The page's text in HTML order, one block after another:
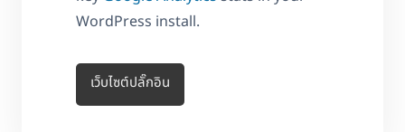
WordPress install.
เว็บไซต์ปลั๊กอิน